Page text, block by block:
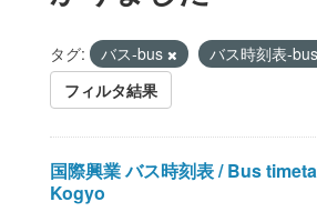
タグ: バス-bus
バス時刻表-
フィルタ結果
国際興業 バス時刻表 / Bus
Kogyo